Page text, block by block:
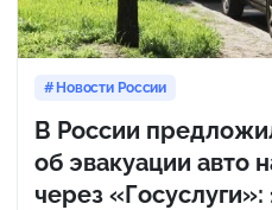
Новости России
В России
об эвакуации авто
через